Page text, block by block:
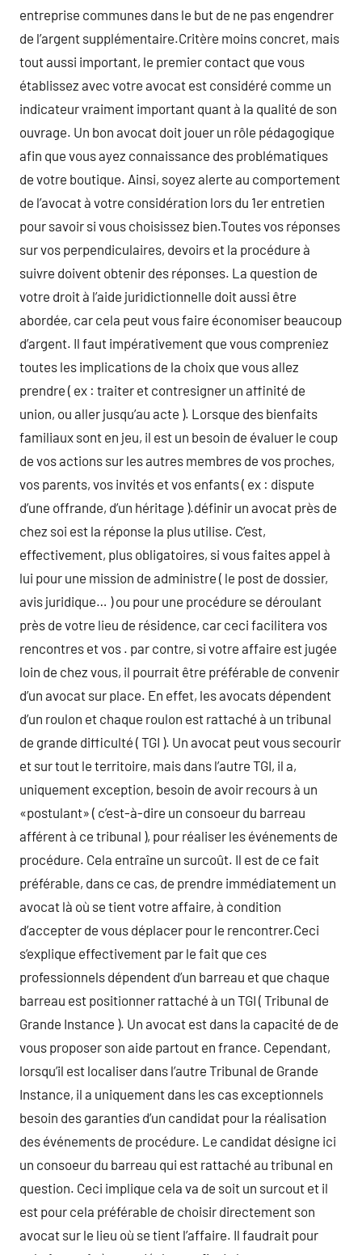
entreprise communes dans le but de ne pas engendrer
de l’argent supplémentaire.Critère moins concret, mais
tout aussi important, le premier contact que vous
établissez avec votre avocat est considéré comme un
indicateur vraiment important quant à la qualité de son
ouvrage. Un bon avocat doit jouer un rôle pédagogique
afin que vous ayez connaissance des problématiques
de votre boutique. Ainsi, soyez alerte au comportement
de l’avocat à votre considération lors du 1er entretien
pour savoir si vous choisissez bien.Toutes vos réponses
sur vos perpendiculaires, devoirs et la procédure à
suivre doivent obtenir des réponses. La question de
votre droit à l’aide juridictionnelle doit aussi être
abordée, car cela peut vous faire économiser beaucoup
d’argent. Il faut impérativement que vous compreniez
toutes les implications de la choix que vous allez
prendre ( ex : traiter et contresigner un affinité de
union, ou aller jusqu’au acte ). Lorsque des bienfaits
familiaux sont en jeu, il est un besoin de évaluer le coup
de vos actions sur les autres membres de vos proches,
vos parents, vos invités et vos enfants ( ex : dispute
d’une offrande, d’un héritage ).définir un avocat près de
chez soi est la réponse la plus utilise. C’est,
effectivement, plus obligatoires, si vous faites appel à
lui pour une mission de administre ( le post de dossier,
avis juridique… ) ou pour une procédure se déroulant
près de votre lieu de résidence, car ceci facilitera vos
rencontres et vos . par contre, si votre affaire est jugée
loin de chez vous, il pourrait être préférable de convenir
d’un avocat sur place. En effet, les avocats dépendent
d’un roulon et chaque roulon est rattaché à un tribunal
de grande difficulté ( TGI ). Un avocat peut vous secourir
et sur tout le territoire, mais dans l’autre TGI, il a,
uniquement exception, besoin de avoir recours à un
«postulant» ( c’est-à-dire un consoeur du barreau
afférent à ce tribunal ), pour réaliser les événements de
procédure. Cela entraîne un surcoût. Il est de ce fait
préférable, dans ce cas, de prendre immédiatement un
avocat là où se tient votre affaire, à condition
d’accepter de vous déplacer pour le rencontrer.Ceci
s’explique effectivement par le fait que ces
professionnels dépendent d’un barreau et que chaque
barreau est positionner rattaché à un TGI ( Tribunal de
Grande Instance ). Un avocat est dans la capacité de de
vous proposer son aide partout en france. Cependant,
lorsqu’il est localiser dans l’autre Tribunal de Grande
Instance, il a uniquement dans les cas exceptionnels
besoin des garanties d’un candidat pour la réalisation
des événements de procédure. Le candidat désigne ici
un consoeur du barreau qui est rattaché au tribunal en
question. Ceci implique cela va de soit un surcout et il
est pour cela préférable de choisir directement son
avocat sur le lieu où se tient l’affaire. Il faudrait pour